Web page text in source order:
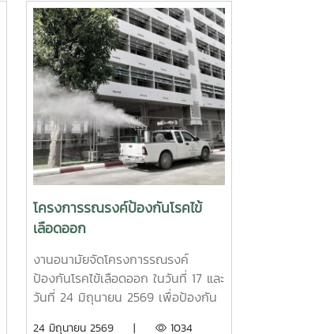
โครงการรณรงค์ป้องกันโรคไข้
เลือดออก
งานอนามัยจัดโครงการรณรงค์
ป้องกันโรคไข้เลือดออก ในวันที่ 17 และ
วันที่ 24 มิถุนายน 2569 เพื่อป้องกัน
24 มิถุนายน 2569 | 1034